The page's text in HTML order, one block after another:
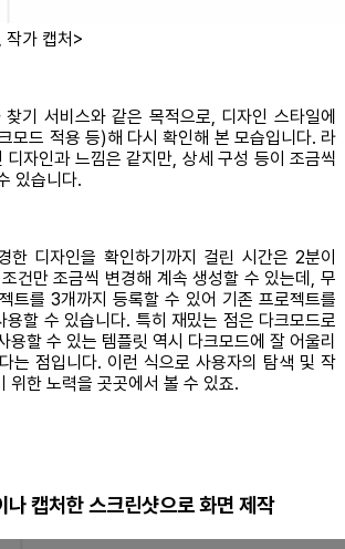
작가 캡처>
기 서비스와 같은 목적으로, 디자인 스타일에
모드 적용 등)해 다시 확인해 본 모습입니다. 라
디자인과 느낌은 같지만, 상세 구성 등이 조금씩
있습니다.
한 디자인을 확인하기까지 걸린 시간은 2분이
건만 조금씩 변경해 계속 생성할 수 있는데, 무
트를 3개까지 등록할 수 있어 기존 프로젝트를
용할 수 있습니다. 특히 재밌는 점은 다크모드로
용할 수 있는 템플릿 역시 다크모드에 잘 어울리
는 점입니다. 이런 식으로 사용자의 탐색 및 작
위한 노력을 곳곳에서 볼 수 있죠.
나 캡처한 스크린샷으로 화면 제작